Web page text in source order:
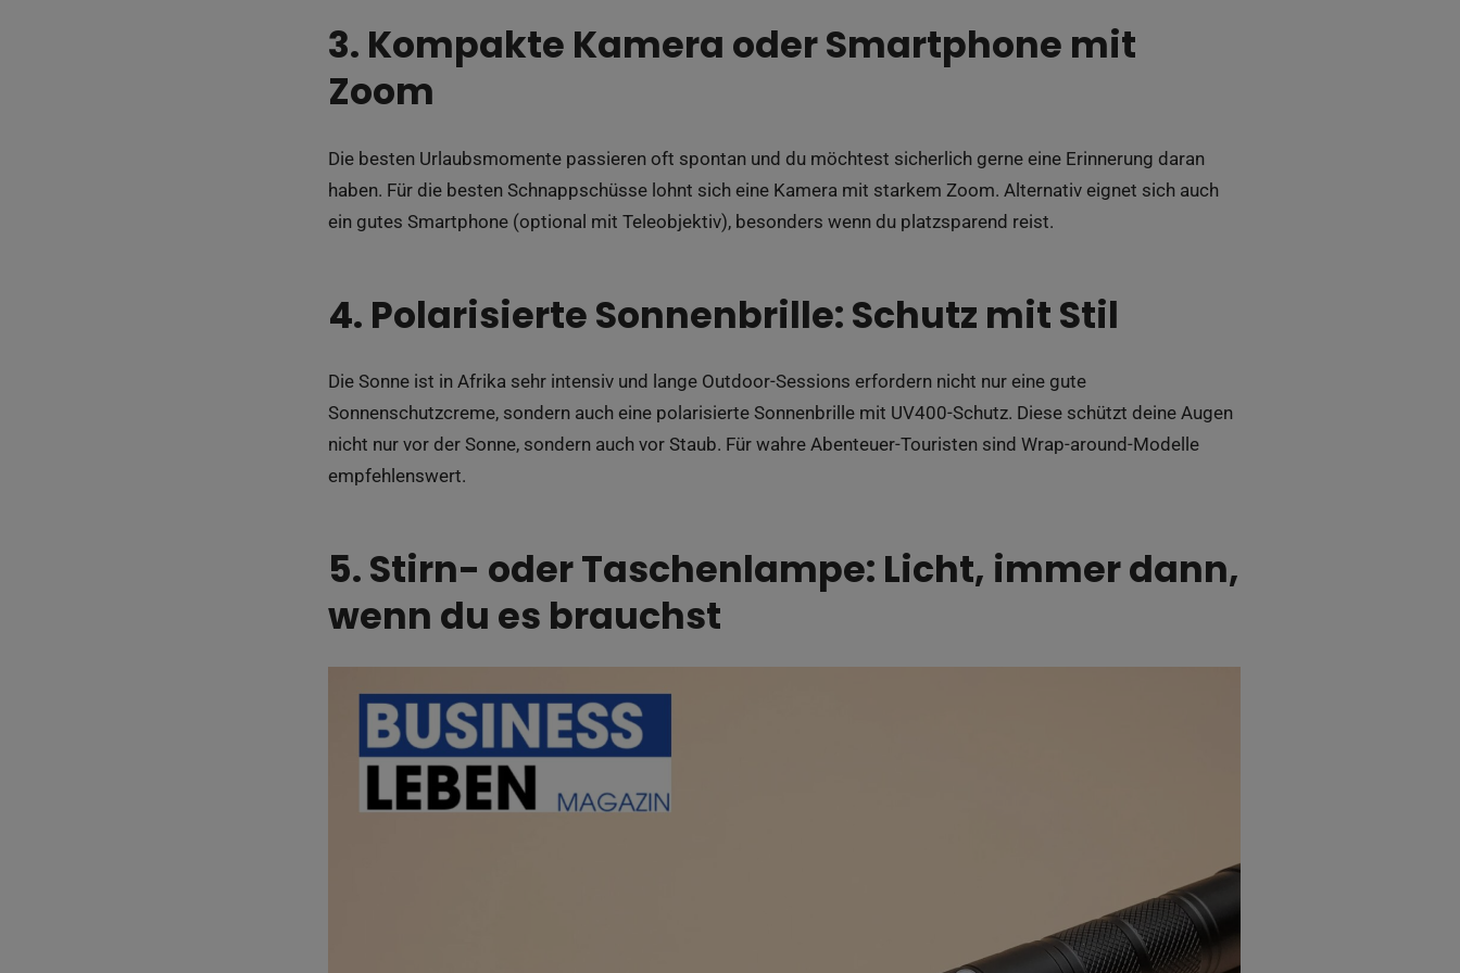
3. Kompakte Kamera oder Smartphone mit
Zoom
Die besten Urlaubsmomente passieren oft spontan und du möchtest sicherlich gerne eine Erinnerung daran
haben. Für die besten Schnappschüsse lohnt sich eine Kamera mit starkem Zoom. Alternativ eignet sich auch
ein gutes Smartphone (optional mit Teleobjektiv), besonders wenn du platzsparend reist.
4. Polarisierte Sonnenbrille: Schutz mit Stil
Die Sonne ist in Afrika sehr intensiv und lange Outdoor-Sessions erfordern nicht nur eine gute
Sonnenschutzcreme, sondern auch eine polarisierte Sonnenbrille mit UV400-Schutz. Diese schützt deine Augen
nicht nur vor der Sonne, sondern auch vor Staub. Für wahre Abenteuer-Touristen sind Wrap-around-Modelle
empfehlenswert.
5. Stirn- oder Taschenlampe: Licht, immer dann,
wenn du es brauchst